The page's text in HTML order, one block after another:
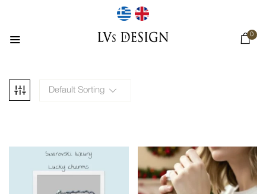
0
Default Sorting